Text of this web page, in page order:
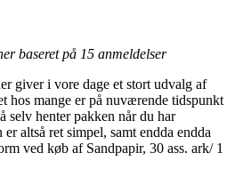
baseret på 15 anmeldelser
giver i vore dage et stort udvalg af
hos mange er på nuværende tidspunkt
selv henter pakken når du har
altså ret simpel, samt endda endda
ved køb af Sandpapir, 30 ass. ark/ 1